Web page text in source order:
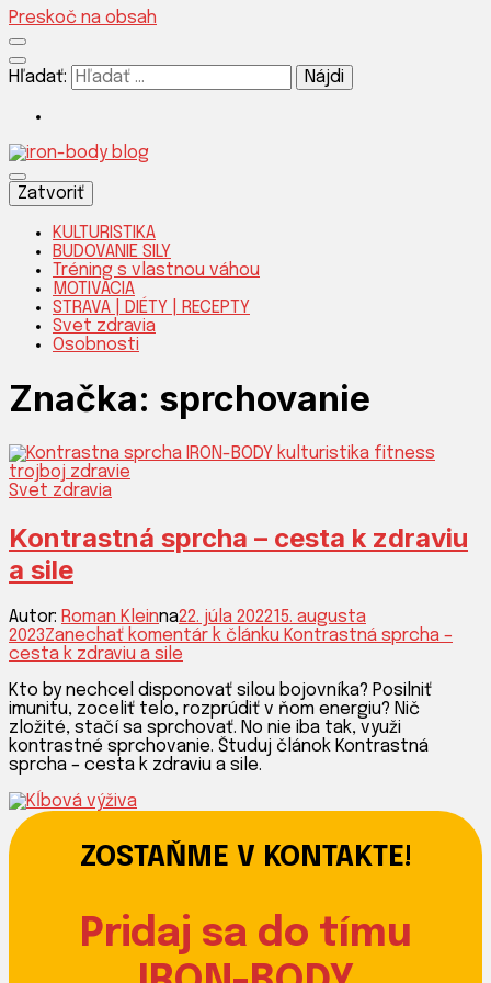
Preskoč na obsah
Hľadať:
IRON-
BODY
Silnejšia verzia teba!
Zatvoriť
KULTURISTIKA
BUDOVANIE SILY
Tréning s vlastnou váhou
MOTIVÁCIA
STRAVA | DIÉTY | RECEPTY
Svet zdravia
Osobnosti
Značka: sprchovanie
Svet zdravia
Kontrastná sprcha – cesta k zdraviu
a sile
Autor: Roman Kleinna22. júla 202215. augusta
2023Zanechať komentár k článku Kontrastná sprcha –
cesta k zdraviu a sile
Kto by nechcel disponovať silou bojovníka? Posilniť
imunitu, zoceliť telo, rozprúdiť v ňom energiu? Nič
zložité, stačí sa sprchovať. No nie iba tak, využi
kontrastné sprchovanie. Študuj článok Kontrastná
sprcha – cesta k zdraviu a sile.
ZOSTAŇME V KONTAKTE!
Pridaj sa do tímu